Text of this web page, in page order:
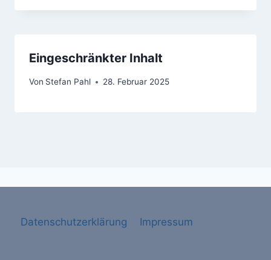
Eingeschränkter Inhalt
Von Stefan Pahl 28. Februar 2025
Datenschutzerklärung Impressum